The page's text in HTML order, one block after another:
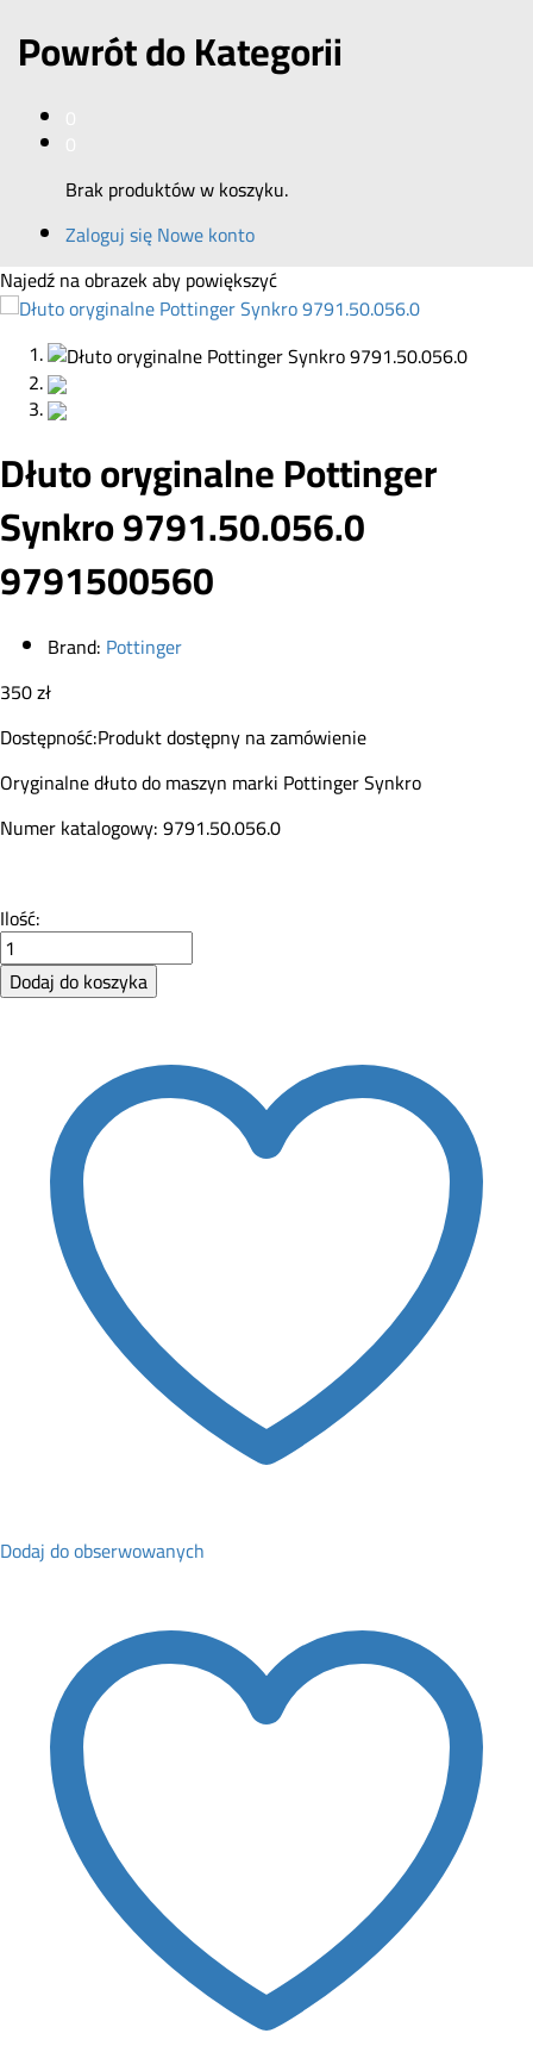
Powrót doKategorii
Brak produktów w koszyku.
Zaloguj sięNowe konto
Najedź na obrazek aby powiększyć
Dłuto oryginalne Pottinger
Synkro 9791.50.056.0
9791500560
Brand: Pottinger
350zł
Dostępność:Produkt dostępny na zamówienie
Oryginalne dłuto do maszyn marki Pottinger Synkro
Numer katalogowy: 9791.50.056.0
Dłuto
oryginalne
Pottinger
Synkro
Ilość:
Dodaj do koszyka
Dodaj do obserwowanych